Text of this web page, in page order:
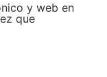
y web en
que